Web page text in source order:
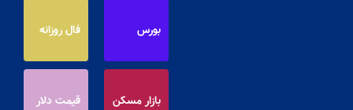
بورس فال روزانه
بازار مسکن قیمت دلار